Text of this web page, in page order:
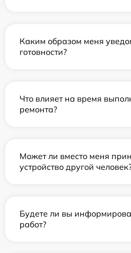
Каким образом меня
готовности?
Что влияет на время
ремонта?
Может ли вместо меня
устройство другой
Будете ли вы
работ?